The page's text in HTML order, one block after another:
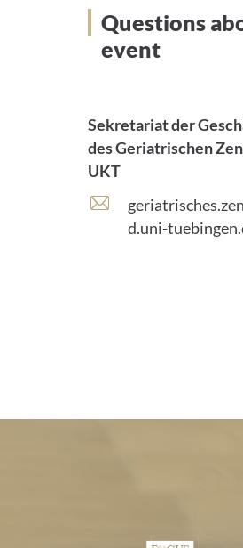
Questions
event
Sekretariat der
des Geriatrischen
UKT
E
-
d.uni-